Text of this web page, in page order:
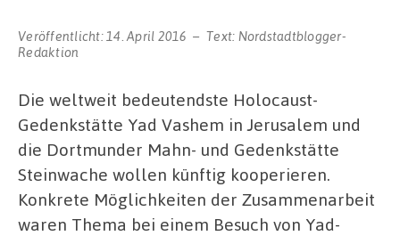
Veröffentlicht: 14. April 2016 Text: Nordstadtblogger-
Redaktion
Die weltweit bedeutendste Holocaust-
Gedenkstätte Yad Vashem in Jerusalem und
die Dortmunder Mahn- und Gedenkstätte
Steinwache wollen künftig kooperieren.
Konkrete Möglichkeiten der Zusammenarbeit
waren Thema bei einem Besuch von Yad-